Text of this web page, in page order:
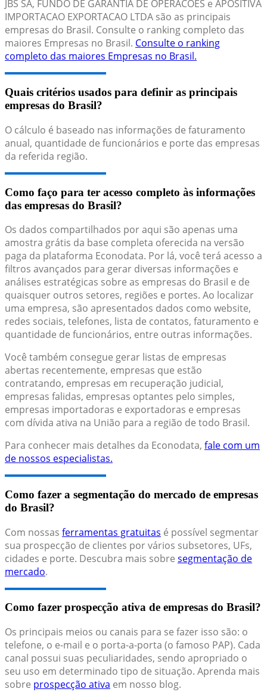
JBS SA, FUNDO DE GARANTIA DE OPERACOES e APOSITIVA
IMPORTACAO EXPORTACAO LTDA são as principais
empresas do Brasil. Consulte o ranking completo das
maiores Empresas no Brasil. Consulte o ranking
completo das maiores Empresas no Brasil.
Quais critérios usados para definir as principais
empresas do Brasil?
O cálculo é baseado nas informações de faturamento
anual, quantidade de funcionários e porte das empresas
da referida região.
Como faço para ter acesso completo às informações
das empresas do Brasil?
Os dados compartilhados por aqui são apenas uma
amostra grátis da base completa oferecida na versão
paga da plataforma Econodata. Por lá, você terá acesso a
filtros avançados para gerar diversas informações e
análises estratégicas sobre as empresas do Brasil e de
quaisquer outros setores, regiões e portes. Ao localizar
uma empresa, são apresentados dados como website,
redes sociais, telefones, lista de contatos, faturamento e
quantidade de funcionários, entre outras informações.
Você também consegue gerar listas de empresas
abertas recentemente, empresas que estão
contratando, empresas em recuperação judicial,
empresas falidas, empresas optantes pelo simples,
empresas importadoras e exportadoras e empresas
com dívida ativa na União para a região de todo Brasil.
Para conhecer mais detalhes da Econodata, fale com um
de nossos especialistas.
Como fazer a segmentação do mercado de empresas
do Brasil?
Com nossas ferramentas gratuitas é possível segmentar
sua prospecção de clientes por vários subsetores, UFs,
cidades e porte. Descubra mais sobre segmentação de
mercado.
Como fazer prospecção ativa de empresas do Brasil?
Os principais meios ou canais para se fazer isso são: o
telefone, o e-mail e o porta-a-porta (o famoso PAP). Cada
canal possui suas peculiaridades, sendo apropriado o
seu uso em determinado tipo de situação. Aprenda mais
sobre prospecção ativa em nosso blog.